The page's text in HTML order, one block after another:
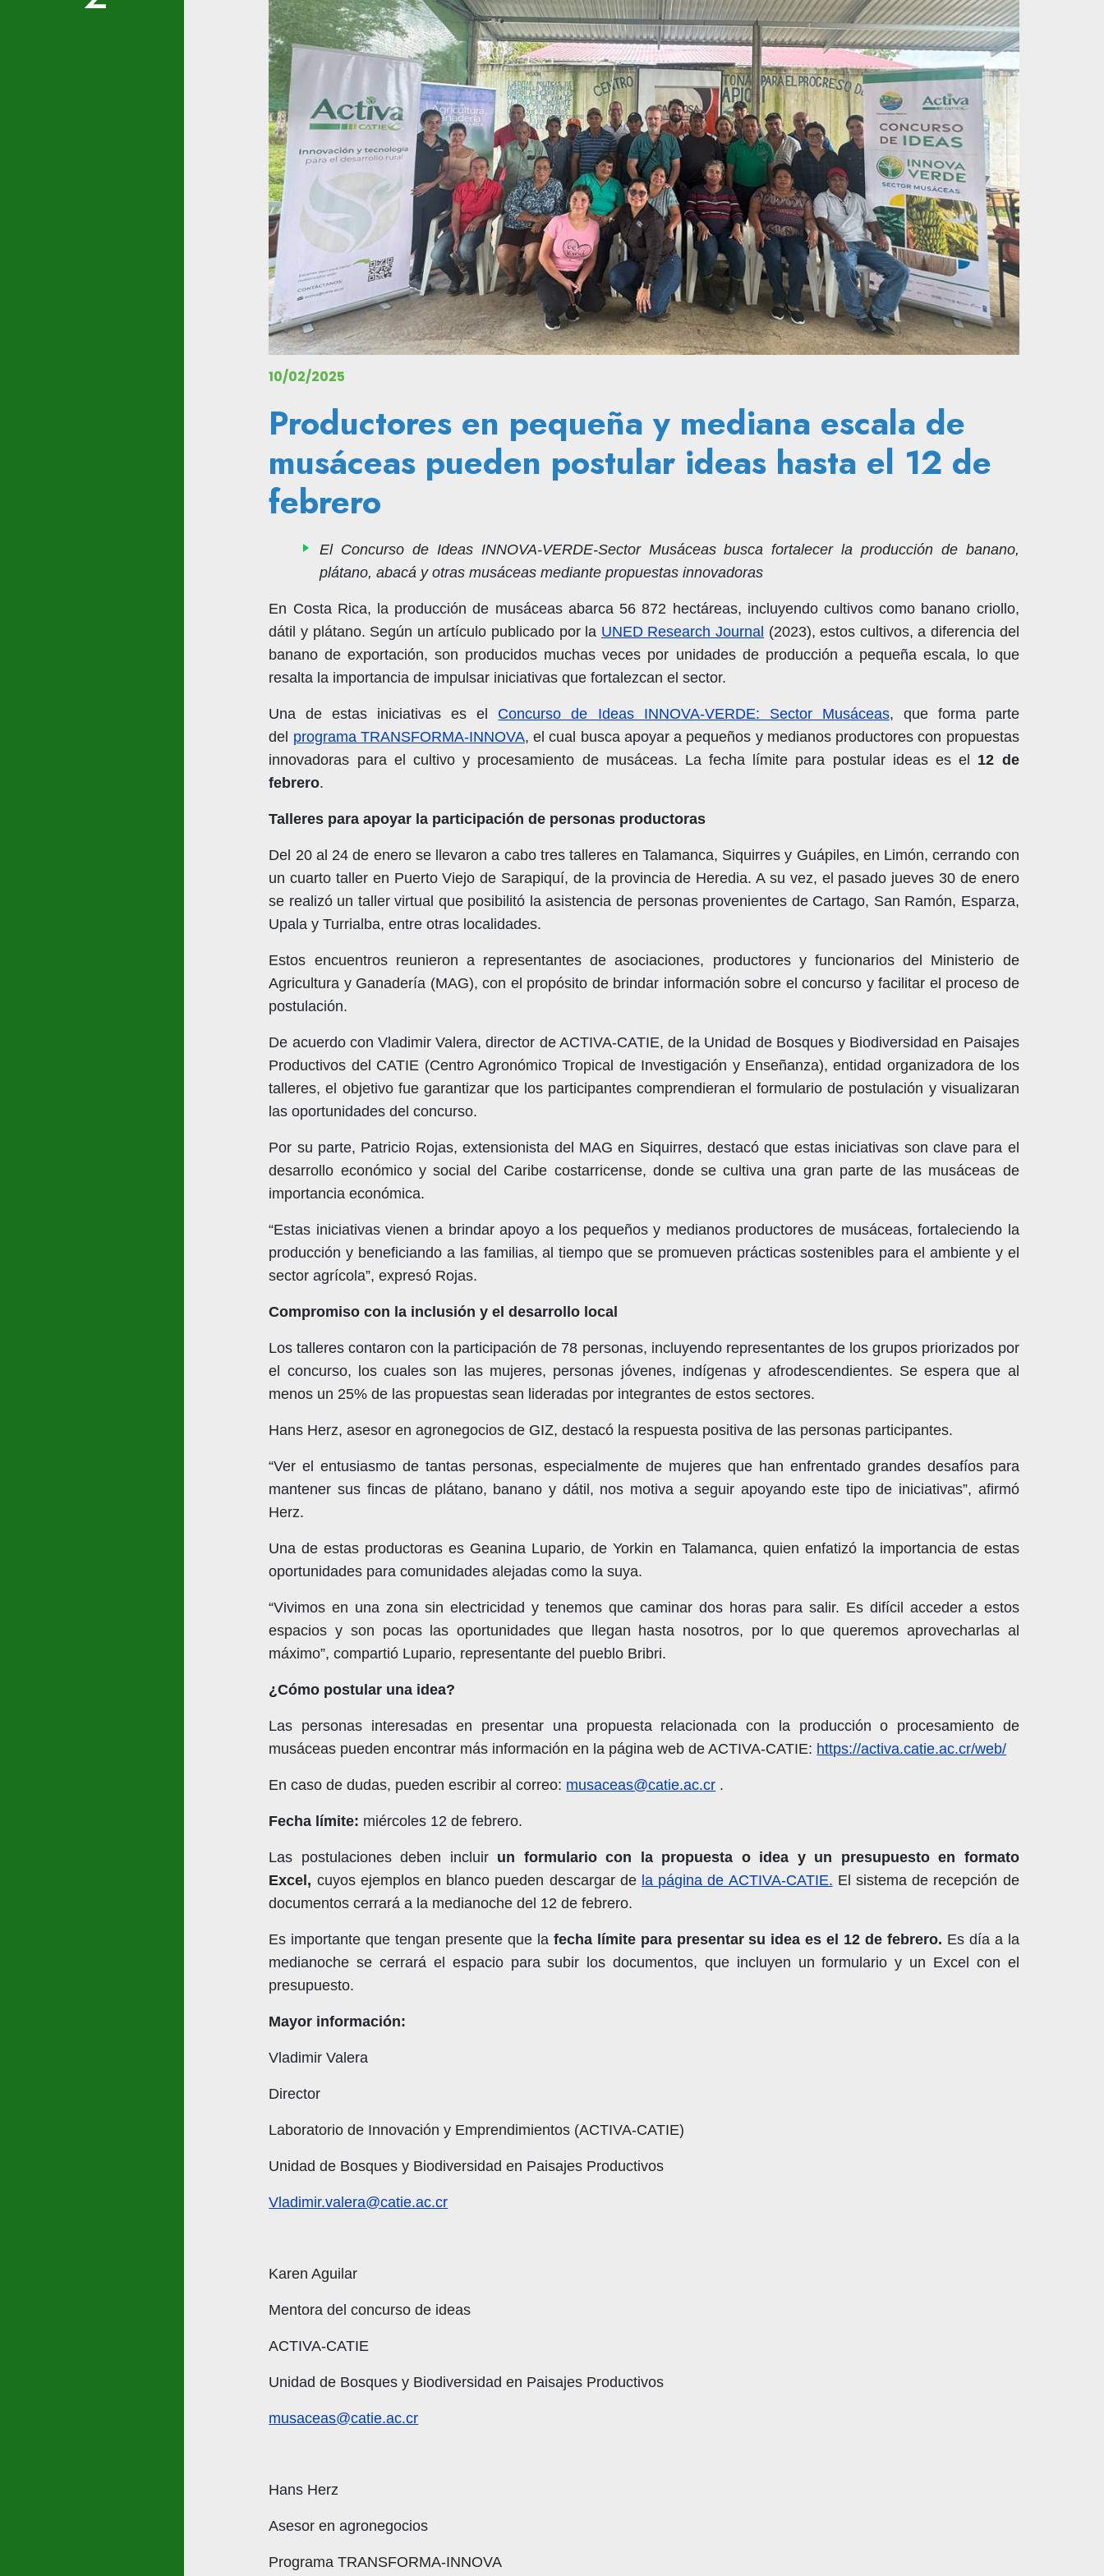
10/02/2025
Productores en pequeña y mediana escala de
musáceas pueden postular ideas hasta el 12 de
febrero
El Concurso de Ideas INNOVA-VERDE-Sector Musáceas busca fortalecer la producción de banano,
plátano, abacá y otras musáceas mediante propuestas innovadoras
En Costa Rica, la producción de musáceas abarca 56 872 hectáreas, incluyendo cultivos como banano criollo,
dátil y plátano. Según un artículo publicado por la UNED Research Journal (2023), estos cultivos, a diferencia del
banano de exportación, son producidos muchas veces por unidades de producción a pequeña escala, lo que
resalta la importancia de impulsar iniciativas que fortalezcan el sector.
Una de estas iniciativas es el Concurso de Ideas INNOVA-VERDE: Sector Musáceas, que forma parte
del programa TRANSFORMA-INNOVA, el cual busca apoyar a pequeños y medianos productores con propuestas
innovadoras para el cultivo y procesamiento de musáceas. La fecha límite para postular ideas es el 12 de
febrero.
Talleres para apoyar la participación de personas productoras
Del 20 al 24 de enero se llevaron a cabo tres talleres en Talamanca, Siquirres y Guápiles, en Limón, cerrando con
un cuarto taller en Puerto Viejo de Sarapiquí, de la provincia de Heredia. A su vez, el pasado jueves 30 de enero
se realizó un taller virtual que posibilitó la asistencia de personas provenientes de Cartago, San Ramón, Esparza,
Upala y Turrialba, entre otras localidades.
Estos encuentros reunieron a representantes de asociaciones, productores y funcionarios del Ministerio de
Agricultura y Ganadería (MAG), con el propósito de brindar información sobre el concurso y facilitar el proceso de
postulación.
De acuerdo con Vladimir Valera, director de ACTIVA-CATIE, de la Unidad de Bosques y Biodiversidad en Paisajes
Productivos del CATIE (Centro Agronómico Tropical de Investigación y Enseñanza), entidad organizadora de los
talleres, el objetivo fue garantizar que los participantes comprendieran el formulario de postulación y visualizaran
las oportunidades del concurso.
Por su parte, Patricio Rojas, extensionista del MAG en Siquirres, destacó que estas iniciativas son clave para el
desarrollo económico y social del Caribe costarricense, donde se cultiva una gran parte de las musáceas de
importancia económica.
“Estas iniciativas vienen a brindar apoyo a los pequeños y medianos productores de musáceas, fortaleciendo la
producción y beneficiando a las familias, al tiempo que se promueven prácticas sostenibles para el ambiente y el
sector agrícola”, expresó Rojas.
Compromiso con la inclusión y el desarrollo local
Los talleres contaron con la participación de 78 personas, incluyendo representantes de los grupos priorizados por
el concurso, los cuales son las mujeres, personas jóvenes, indígenas y afrodescendientes. Se espera que al
menos un 25% de las propuestas sean lideradas por integrantes de estos sectores.
Hans Herz, asesor en agronegocios de GIZ, destacó la respuesta positiva de las personas participantes.
“Ver el entusiasmo de tantas personas, especialmente de mujeres que han enfrentado grandes desafíos para
mantener sus fincas de plátano, banano y dátil, nos motiva a seguir apoyando este tipo de iniciativas”, afirmó
Herz.
Una de estas productoras es Geanina Lupario, de Yorkin en Talamanca, quien enfatizó la importancia de estas
oportunidades para comunidades alejadas como la suya.
“Vivimos en una zona sin electricidad y tenemos que caminar dos horas para salir. Es difícil acceder a estos
espacios y son pocas las oportunidades que llegan hasta nosotros, por lo que queremos aprovecharlas al
máximo”, compartió Lupario, representante del pueblo Bribri.
¿Cómo postular una idea?
Las personas interesadas en presentar una propuesta relacionada con la producción o procesamiento de
musáceas pueden encontrar más información en la página web de ACTIVA-CATIE: https://activa.catie.ac.cr/web/
En caso de dudas, pueden escribir al correo: musaceas@catie.ac.cr .
Fecha límite: miércoles 12 de febrero.
Las postulaciones deben incluir un formulario con la propuesta o idea y un presupuesto en formato
Excel, cuyos ejemplos en blanco pueden descargar de la página de ACTIVA-CATIE. El sistema de recepción de
documentos cerrará a la medianoche del 12 de febrero.
Es importante que tengan presente que la fecha límite para presentar su idea es el 12 de febrero. Es día a la
medianoche se cerrará el espacio para subir los documentos, que incluyen un formulario y un Excel con el
presupuesto.
Mayor información:
Vladimir Valera
Director
Laboratorio de Innovación y Emprendimientos (ACTIVA-CATIE)
Unidad de Bosques y Biodiversidad en Paisajes Productivos
Vladimir.valera@catie.ac.cr
Karen Aguilar
Mentora del concurso de ideas
ACTIVA-CATIE
Unidad de Bosques y Biodiversidad en Paisajes Productivos
musaceas@catie.ac.cr
Hans Herz
Asesor en agronegocios
Programa TRANSFORMA-INNOVA